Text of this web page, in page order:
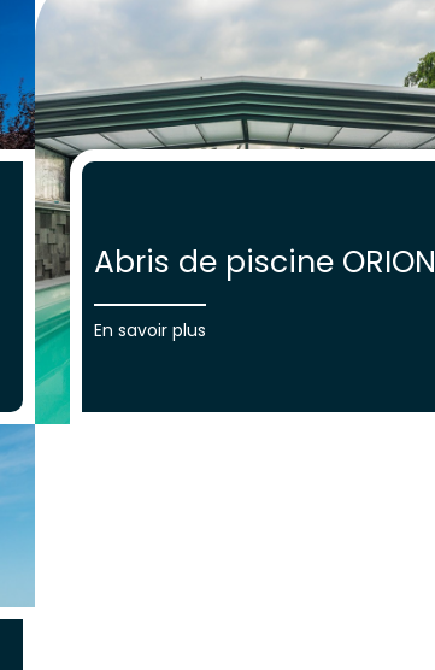
Abris de piscine ORION
En savoir plus